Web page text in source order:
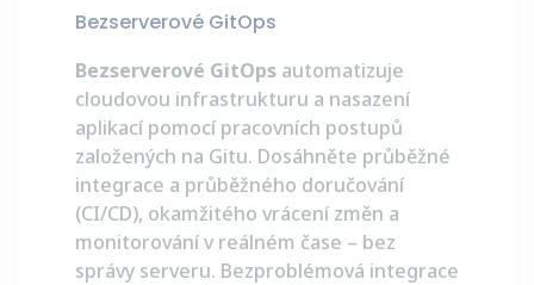
Bezserverové GitOps
Bezserverové GitOps automatizuje
cloudovou infrastrukturu a nasazení
aplikací pomocí pracovních postupů
založených na Gitu. Dosáhněte průběžné
integrace a průběžného doručování
(CI/CD), okamžitého vrácení změn a
monitorování v reálném čase – bez
správy serveru. Bezproblémová integrace